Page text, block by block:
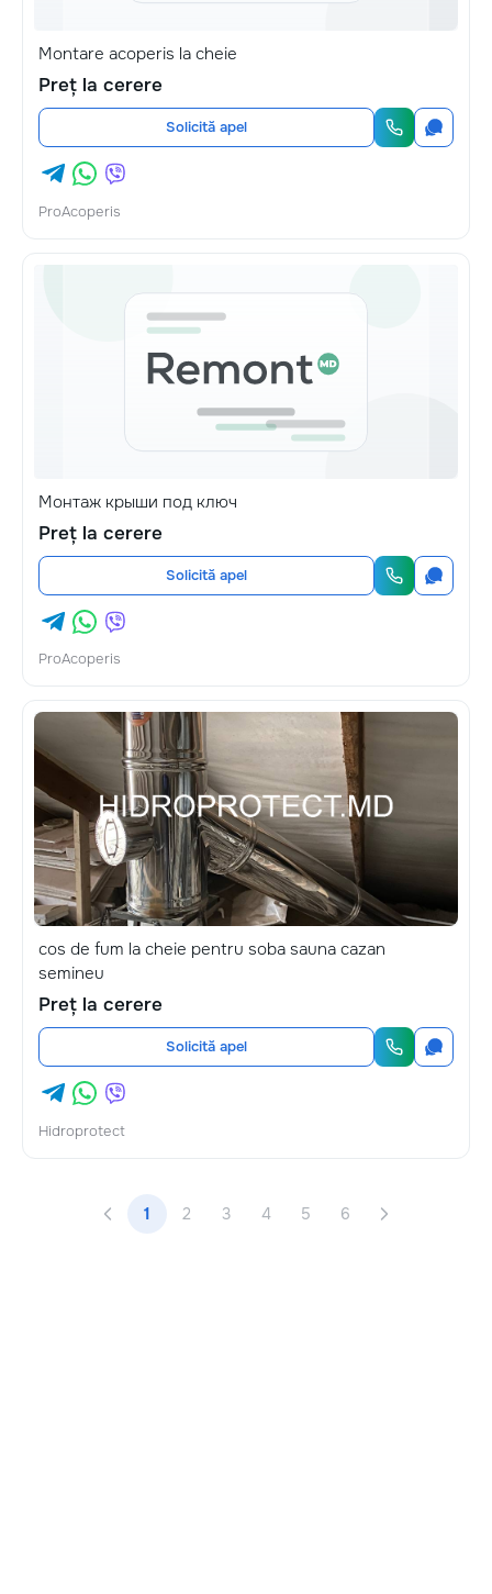
Montare acoperis la cheie
Preț la cerere
Solicită apel
ProAcoperis
Монтаж крыши под ключ
Preț la cerere
Solicită apel
ProAcoperis
cos de fum la cheie pentru soba sauna cazan
semineu
Preț la cerere
Solicită apel
Hidroprotect
1 2 3 4 5 6